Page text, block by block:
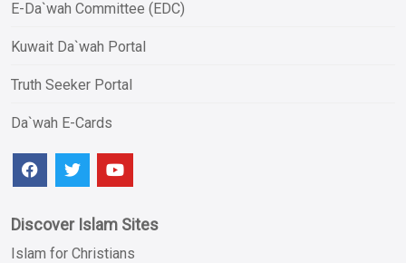
E-Da`wah Committee (EDC)
Kuwait Da`wah Portal
Truth Seeker Portal
Da`wah E-Cards
Discover Islam Sites
Islam for Christians